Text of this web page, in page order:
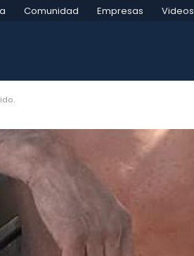
Comunidad Empresas Videos